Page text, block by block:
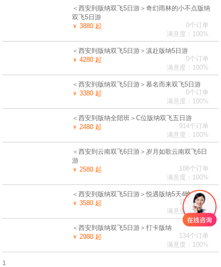
＜西安到版纳双飞5日游＞奇幻雨林的小不点版纳
双飞5日游
￥ 3880 起
0个订单
满意度：100%
＜西安到版纳双飞5日游＞滇赴版纳5日游
￥ 4280 起
0个订单
满意度：100%
＜西安到版纳双飞5日游＞慕名而来双飞5日游
￥ 3380 起
0个订单
满意度：100%
＜西安到版纳全陪班＞C位版纳双飞五日游
￥ 2480 起
914个订单
满意度：100%
＜西安到云南双飞6日游＞岁月如歌云南双飞6日
游
￥ 2580 起
188个订单
满意度：100%
＜西安到版纳双飞5日游＞悦遇版纳5天4晚
￥ 3580 起
134个订单
满意度：100%
＜西安到版纳双飞5日游＞打卡版纳
￥ 2980 起
134个订单
满意度：100%
1